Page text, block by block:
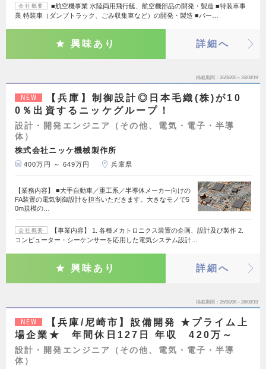
会社概要
■航空機事業 水陸両用飛行艇、航空機部品の開発・製造 ■特装車事
業 特装車（ダンプトラック、ごみ収集車など）の開発・製造 ■パー…
興味あり 詳細へ
掲載期間 26/08/06～26/08/19
NEW
【兵庫】制御設計◎日本毛織(株)が10
0％出資するニッケグループ！
設計・開発エンジニア（その他、電気・電子・半導
体）
株式会社ニッケ機械製作所
400万円 ～ 649万円 兵庫県
【業務内容】 ■大手自動車／重工系／半導体メーカー向けの
FA装置の電気制御設計を担当いただきます。大きなモノで5
0m規模の…
会社概要
【事業内容】 1. 各種メカトロニクス装置の企画、設計及び製作 2.
コンピューター・シーケンサーを応用した電気システム設計…
興味あり 詳細へ
掲載期間 26/08/06～26/08/19
NEW
【兵庫/尼崎市】設備開発 ★プライム上
場企業★ 年間休日127日 年収 420万～
設計・開発エンジニア（その他、電気・電子・半導
体）